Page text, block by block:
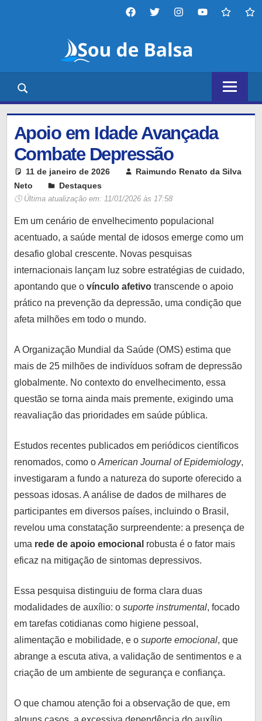
FacebooktwitterinstagramYouTubetiktok
Balsa
de
notícias,
entretenimento,
tecnologia
diversos
outros
temas,
objetivo
é
mantê-
lo
informado
importa.
Apoio em Idade Avançada
Combate Depressão
11 de janeiro de 2026
Raimundo Renato da Silva
Neto
Destaques
🕓 Última atualização em: 11/01/2026 às 17:58
Em um cenário de envelhecimento populacional
acentuado, a saúde mental de idosos emerge como um
desafio global crescente. Novas pesquisas
internacionais lançam luz sobre estratégias de cuidado,
apontando que o vínculo afetivo transcende o apoio
prático na prevenção da depressão, uma condição que
afeta milhões em todo o mundo.
A Organização Mundial da Saúde (OMS) estima que
mais de 25 milhões de indivíduos sofram de depressão
globalmente. No contexto do envelhecimento, essa
questão se torna ainda mais premente, exigindo uma
reavaliação das prioridades em saúde pública.
Estudos recentes publicados em periódicos científicos
renomados, como o American Journal of Epidemiology,
investigaram a fundo a natureza do suporte oferecido a
pessoas idosas. A análise de dados de milhares de
participantes em diversos países, incluindo o Brasil,
revelou uma constatação surpreendente: a presença de
uma rede de apoio emocional robusta é o fator mais
eficaz na mitigação de sintomas depressivos.
Essa pesquisa distinguiu de forma clara duas
modalidades de auxílio: o suporte instrumental, focado
em tarefas cotidianas como higiene pessoal,
alimentação e mobilidade, e o suporte emocional, que
abrange a escuta ativa, a validação de sentimentos e a
criação de um ambiente de segurança e confiança.
O que chamou atenção foi a observação de que, em